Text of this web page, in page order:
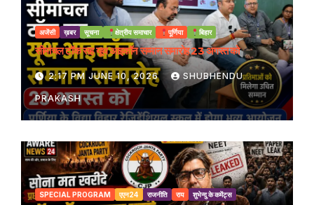
अजेंसी ख़बर सूचना क्षेत्रीय समाचार पूर्णिया बिहार
सीमांचल टॉक सह यूथ आइकॉन सम्मान समारोह 23 अगस्त को
2:17 PM JUNE 10, 2026 SHUBHENDU
PRAKASH
SPECIAL PROGRAM एएन24 राजनीति राय शुभेन्दु के कमेंट्स